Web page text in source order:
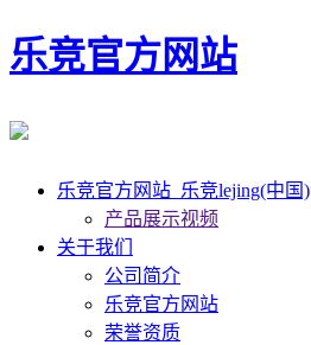
乐竞官方网站
乐竞官方网站_乐竞lejing(中国)
产品展示视频
关于我们
公司简介
乐竞官方网站
荣誉资质